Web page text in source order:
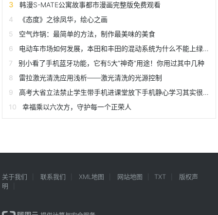
韩漫S-MATE公寓故事都市漫画完整版免费观看
《态度》之徐凤华，绘心之画
空气炸锅：最简单的方法，制作最美味的美食
电动车市场如何发展，本田和丰田的混动系统为什么不能上绿牌？
别小看了手机蓝牙功能，它有5大“神奇”用途！你用过其中几种
雷拉激光清洗应用浅析——激光清洗的光源控制
高考大省立法禁止学生带手机进课堂放下手机静心学习其实很简单！
幸福乘以六次方，守护每一个正荣人
关于我们 联系我们 XML地图 网站地图 TXT
版权声
明